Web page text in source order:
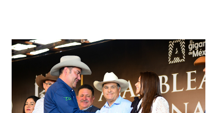
Corazón Urbano y el Municipio capital. Leo Montañez
informó que en este programa se usarán cerca de 90 mil
metros cuadrados de pintura, para dar inicio en la calle
Nieto, entre Jesús F. Elizondo y la calle 22 de Octubre, con
lo que se aplicará pintura en 66 casas. Posteriormente se